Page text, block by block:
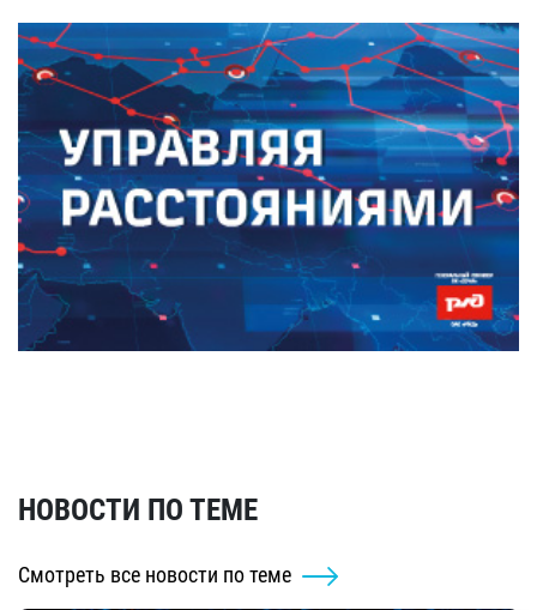
НОВОСТИ ПО ТЕМЕ
Смотреть все новости по теме